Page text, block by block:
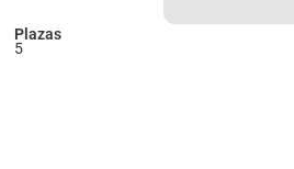
Plazas
5